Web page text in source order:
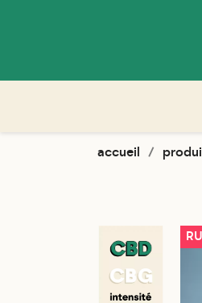
accueil